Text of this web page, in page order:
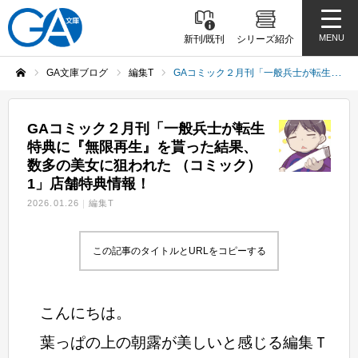
新刊/既刊 シリーズ紹介 MENU
GA文庫ブログ 編集T GAコミック２月刊「一般兵士が転生特典に『無限再生』を貰った結果、数多の美女に狙われた （コミック）1」店舗特典情報！
GAコミック２月刊「一般兵士が転生
特典に『無限再生』を貰った結果、
数多の美女に狙われた （コミック）
1」店舗特典情報！
2026.01.26 編集T
この記事のタイトルとURLをコピーする
こんにちは。
葉っぱの上の朝露が美しいと感じる編集Ｔ